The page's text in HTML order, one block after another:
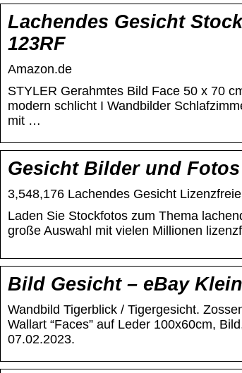
Lachendes Gesicht
123RF
Amazon.de
STYLER Gerahmtes Bild Face 50 x 70
modern schlicht I Wandbilder
mit …
Gesicht Bilder und Fotos
3,548,176 Lachendes Gesicht
Laden Sie Stockfotos zum Thema
große Auswahl mit vielen Millionen
Bild Gesicht – eBay
Wandbild Tigerblick / Tigergesicht.
Wallart “Faces” auf Leder 100x60cm,
07.02.2023.